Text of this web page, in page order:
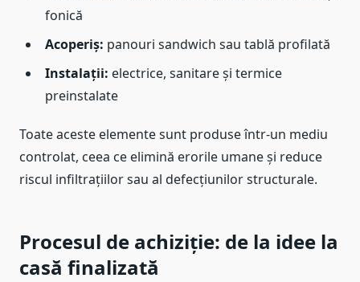
fonică
Acoperiș: panouri sandwich sau tablă profilată
Instalații: electrice, sanitare și termice
preinstalate
Toate aceste elemente sunt produse într-un mediu
controlat, ceea ce elimină erorile umane și reduce
riscul infiltrațiilor sau al defecțiunilor structurale.
Procesul de achiziție: de la idee la
casă finalizată